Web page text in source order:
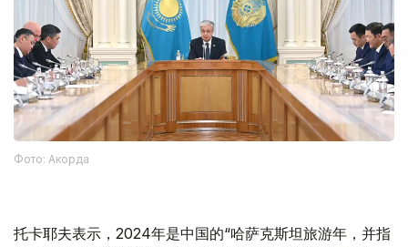
Фото: Акорда
托卡耶夫表示，2024年是中国的“哈萨克斯坦旅游年，并指